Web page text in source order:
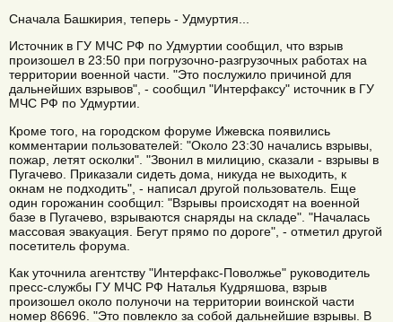
Сначала Башкирия, теперь - Удмуртия...
Источник в ГУ МЧС РФ по Удмуртии сообщил, что взрыв
произошел в 23:50 при погрузочно-разгрузочных работах на
территории военной части. "Это послужило причиной для
дальнейших взрывов", - сообщил "Интерфаксу" источник в ГУ
МЧС РФ по Удмуртии.
Кроме того, на городском форуме Ижевска появились
комментарии пользователей: "Около 23:30 начались взрывы,
пожар, летят осколки". "Звонил в милицию, сказали - взрывы в
Пугачево. Приказали сидеть дома, никуда не выходить, к
окнам не подходить", - написал другой пользователь. Еще
один горожанин сообщил: "Взрывы происходят на военной
базе в Пугачево, взрываются снаряды на складе". "Началась
массовая эвакуация. Бегут прямо по дороге", - отметил другой
посетитель форума.
Как уточнила агентству "Интерфакс-Поволжье" руководитель
пресс-службы ГУ МЧС РФ Наталья Кудряшова, взрыв
произошел около полуночи на территории воинской части
номер 86696. "Это повлекло за собой дальнейшие взрывы. В